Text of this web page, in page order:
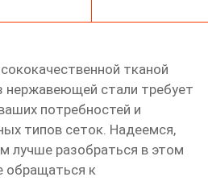
тканой
нержавеющей стали требует
потребностей и
типов сеток. Надеемся,
лучше разобраться в этом
обращаться к